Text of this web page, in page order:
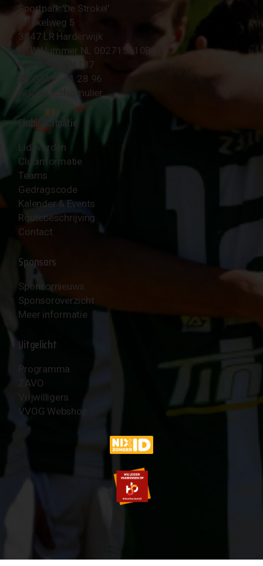
Sportpark 'De Strokel'
Strokelweg 5
3847 LR Harderwijk
BTW Nummer NL 002715910B01
KvK Nr 40094437
☎︎ 0341 - 41 28 96
✉︎ Contactformulier
Clubinformatie
Lid worden
Clubinformatie
Teams
Gedragscode
Kalender & Events
Routebeschrijving
Contact
Sponsors
Sponsornieuws
Sponsoroverzicht
Meer informatie
Uitgelicht
Programma
ZAVO
Vrijwilligers
VVOG Webshop